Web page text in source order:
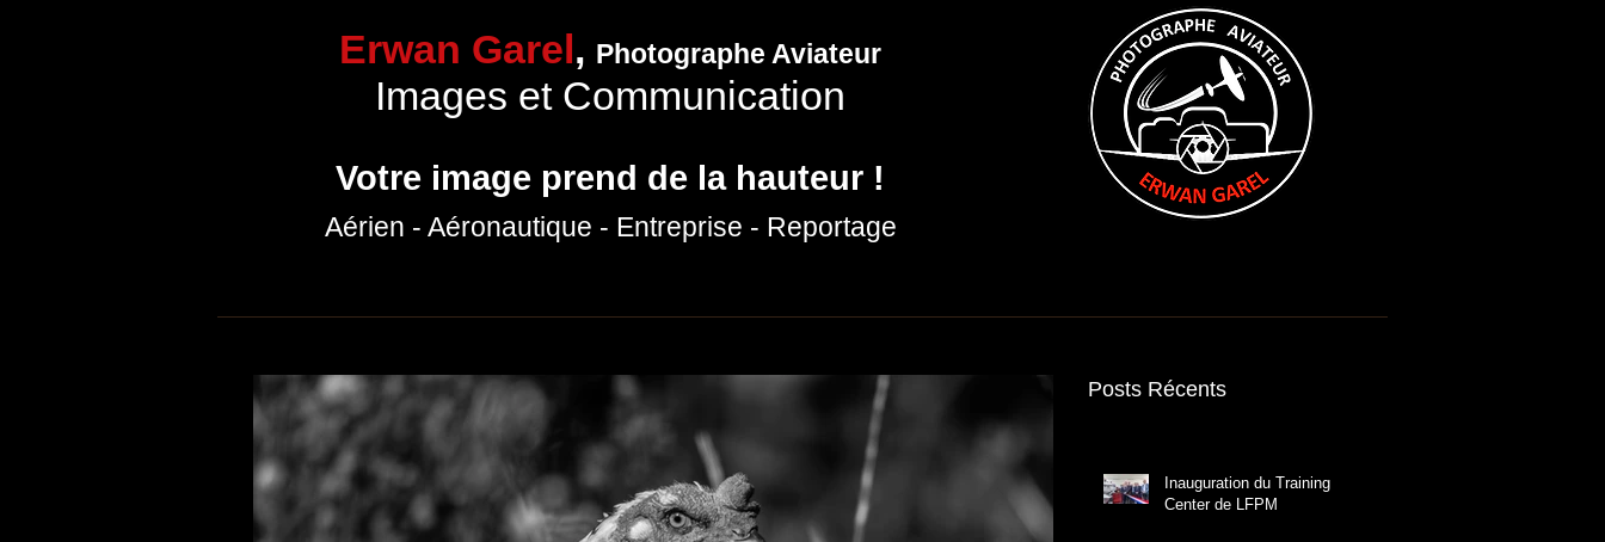
Erwan Garel, Photographe Aviateur
Images et Communication
Votre image prend de la hauteur !
Aérien - Aéronautique - Entreprise - Reportage
Posts Récents
Inauguration du Training
Center de LFPM